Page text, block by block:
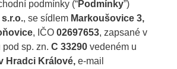
podmínky (“Podmínky”)
s.r.o., se sídlem Markoušovice 3,
, IČO 02697653, zapsané v
sp. zn. C 33290 vedeném u
Hradci Králové, e-mail